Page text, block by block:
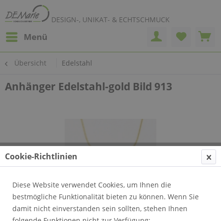
DESIGN-, UNIKAT- & ECHTSCHMUCK
Menü
Übersicht Edelstahl
Anhänger Edelstahl-gold Bild 913
Cookie-Richtlinien
Diese Website verwendet Cookies, um Ihnen die
bestmögliche Funktionalität bieten zu können. Wenn Sie
damit nicht einverstanden sein sollten, stehen Ihnen